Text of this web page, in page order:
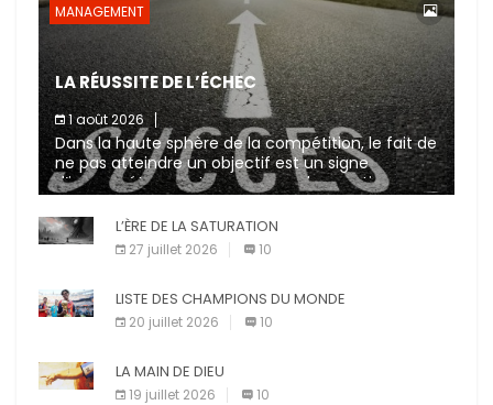
MANAGEMENT
LA RÉUSSITE DE L’ÉCHEC
1 août 2026
Dans la haute sphère de la compétition, le fait de
ne pas atteindre un objectif est un signe
d’incompétence et une source de sanctions
diverses (avertissement, […]
L’ÈRE DE LA SATURATION
27 juillet 2026 10
LISTE DES CHAMPIONS DU MONDE
20 juillet 2026 10
LA MAIN DE DIEU
19 juillet 2026 10